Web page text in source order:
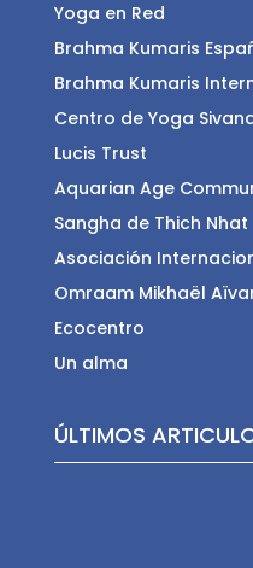
Yoga en Red
Brahma Kumaris
Brahma Kumaris
Centro de Yoga
Lucis Trust
Aquarian Age
Sangha de Thich
Asociación
Omraam Mikhaël
Ecocentro
Un alma
ÚLTIMOS